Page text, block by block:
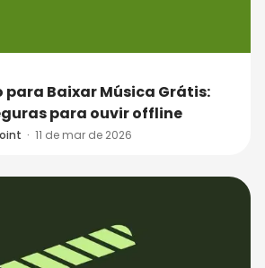
Baixar Música Grátis:
para ouvir offline
· 11 de mar de 2026